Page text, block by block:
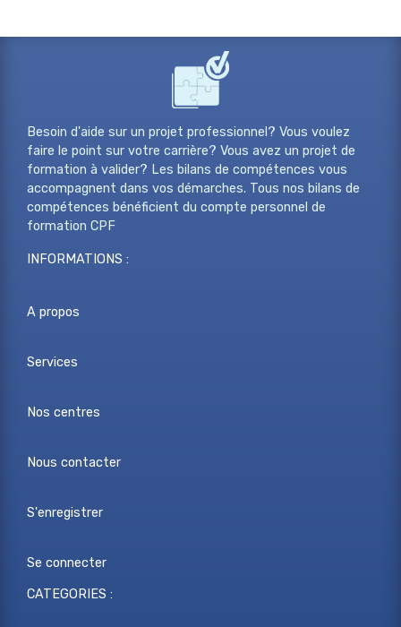
Besoin d'aide sur un projet professionnel? Vous voulez
faire le point sur votre carrière? Vous avez un projet de
formation à valider? Les bilans de compétences vous
accompagnent dans vos démarches. Tous nos bilans de
compétences bénéficient du compte personnel de
formation CPF
INFORMATIONS :
A propos
Services
Nos centres
Nous contacter
S'enregistrer
Se connecter
CATEGORIES :